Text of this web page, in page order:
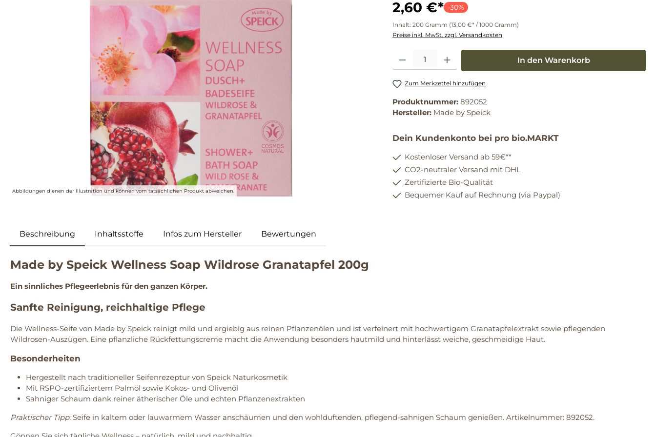
Abbildungen dienen der Illustration und können vom tatsächlichen Produkt abweichen.
2,60 €* -30%
Inhalt: 200 Gramm (13,00 €* / 1000 Gramm)
Preise inkl. MwSt. zzgl. Versandkosten
Produkt Anzahl: Gib den gewünschten Wert ein oder benutze die Schaltflächen um die
In den Warenkorb
Zum Merkzettel hinzufügen
Produktnummer: 892052
Hersteller: Made by Speick
Dein Kundenkonto bei pro bio.MARKT
Kostenloser Versand ab 59€**
CO2-neutraler Versand mit DHL
Zertifizierte Bio-Qualität
Bequemer Kauf auf Rechnung (via Paypal)
Beschreibung Inhaltsstoffe Infos zum Hersteller Bewertungen
Made by Speick Wellness Soap Wildrose Granatapfel 200g
Ein sinnliches Pflegeerlebnis für den ganzen Körper.
Sanfte Reinigung, reichhaltige Pflege
Die Wellness-Seife von Made by Speick reinigt mild und ergiebig aus reinen Pflanzenölen und ist verfeinert mit hochwertigem Granatapfelextrakt sowie pflegenden
Wildrosen-Auszügen. Eine pflanzliche Rückfettungscreme macht die Anwendung besonders hautmild und hinterlässt weiche, geschmeidige Haut.
Besonderheiten
Hergestellt nach traditioneller Seifenrezeptur von Speick Naturkosmetik
Mit RSPO-zertifiziertem Palmöl sowie Kokos- und Olivenöl
Sahniger Schaum dank reiner ätherischer Öle und echten Pflanzenextrakten
Praktischer Tipp:Seife in kaltem oder lauwarmem Wasser anschäumen und den wohlduftenden, pflegend-sahnigen Schaum genießen. Artikelnummer: 892052.